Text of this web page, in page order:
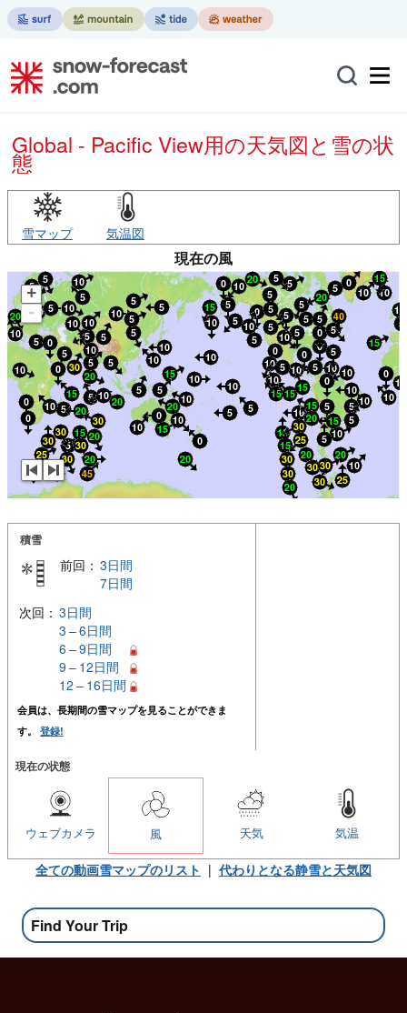
Global - Pacific View用の天気図と雪の状
態
雪マップ 気温図
現在の風
+
-
積雪
前回： 3日間
7日間
次回： 3日間
3 – 6日間
6 – 9日間
9 – 12日間
12 – 16日間
会員は、長期間の雪マップを見ることができま
す。 登録!
現在の状態
気温
天気
風
ウェブカメラ
全ての動画雪マップのリスト | 代わりとなる静雪と天気図
Find Your Trip